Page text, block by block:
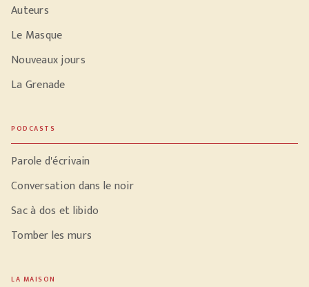
Auteurs
Le Masque
Nouveaux jours
La Grenade
PODCASTS
Parole d'écrivain
Conversation dans le noir
Sac à dos et libido
Tomber les murs
LA MAISON